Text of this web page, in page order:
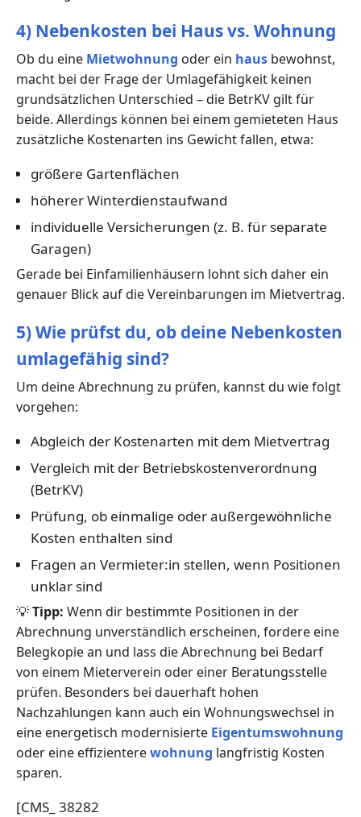
4) Nebenkosten bei Haus vs. Wohnung
Ob du eine Mietwohnung oder ein haus bewohnst,
macht bei der Frage der Umlagefähigkeit keinen
grundsätzlichen Unterschied – die BetrKV gilt für
beide. Allerdings können bei einem gemieteten Haus
zusätzliche Kostenarten ins Gewicht fallen, etwa:
größere Gartenflächen
höherer Winterdienstaufwand
individuelle Versicherungen (z. B. für separate
Garagen)
Gerade bei Einfamilienhäusern lohnt sich daher ein
genauer Blick auf die Vereinbarungen im Mietvertrag.
5) Wie prüfst du, ob deine Nebenkosten
umlagefähig sind?
Um deine Abrechnung zu prüfen, kannst du wie folgt
vorgehen:
Abgleich der Kostenarten mit dem Mietvertrag
Vergleich mit der Betriebskostenverordnung
(BetrKV)
Prüfung, ob einmalige oder außergewöhnliche
Kosten enthalten sind
Fragen an Vermieter:in stellen, wenn Positionen
unklar sind
💡Tipp: Wenn dir bestimmte Positionen in der
Abrechnung unverständlich erscheinen, fordere eine
Belegkopie an und lass die Abrechnung bei Bedarf
von einem Mieterverein oder einer Beratungsstelle
prüfen. Besonders bei dauerhaft hohen
Nachzahlungen kann auch ein Wohnungswechsel in
eine energetisch modernisierte Eigentumswohnung
oder eine effizienterewohnung langfristig Kosten
sparen.
[CMS_ 38282